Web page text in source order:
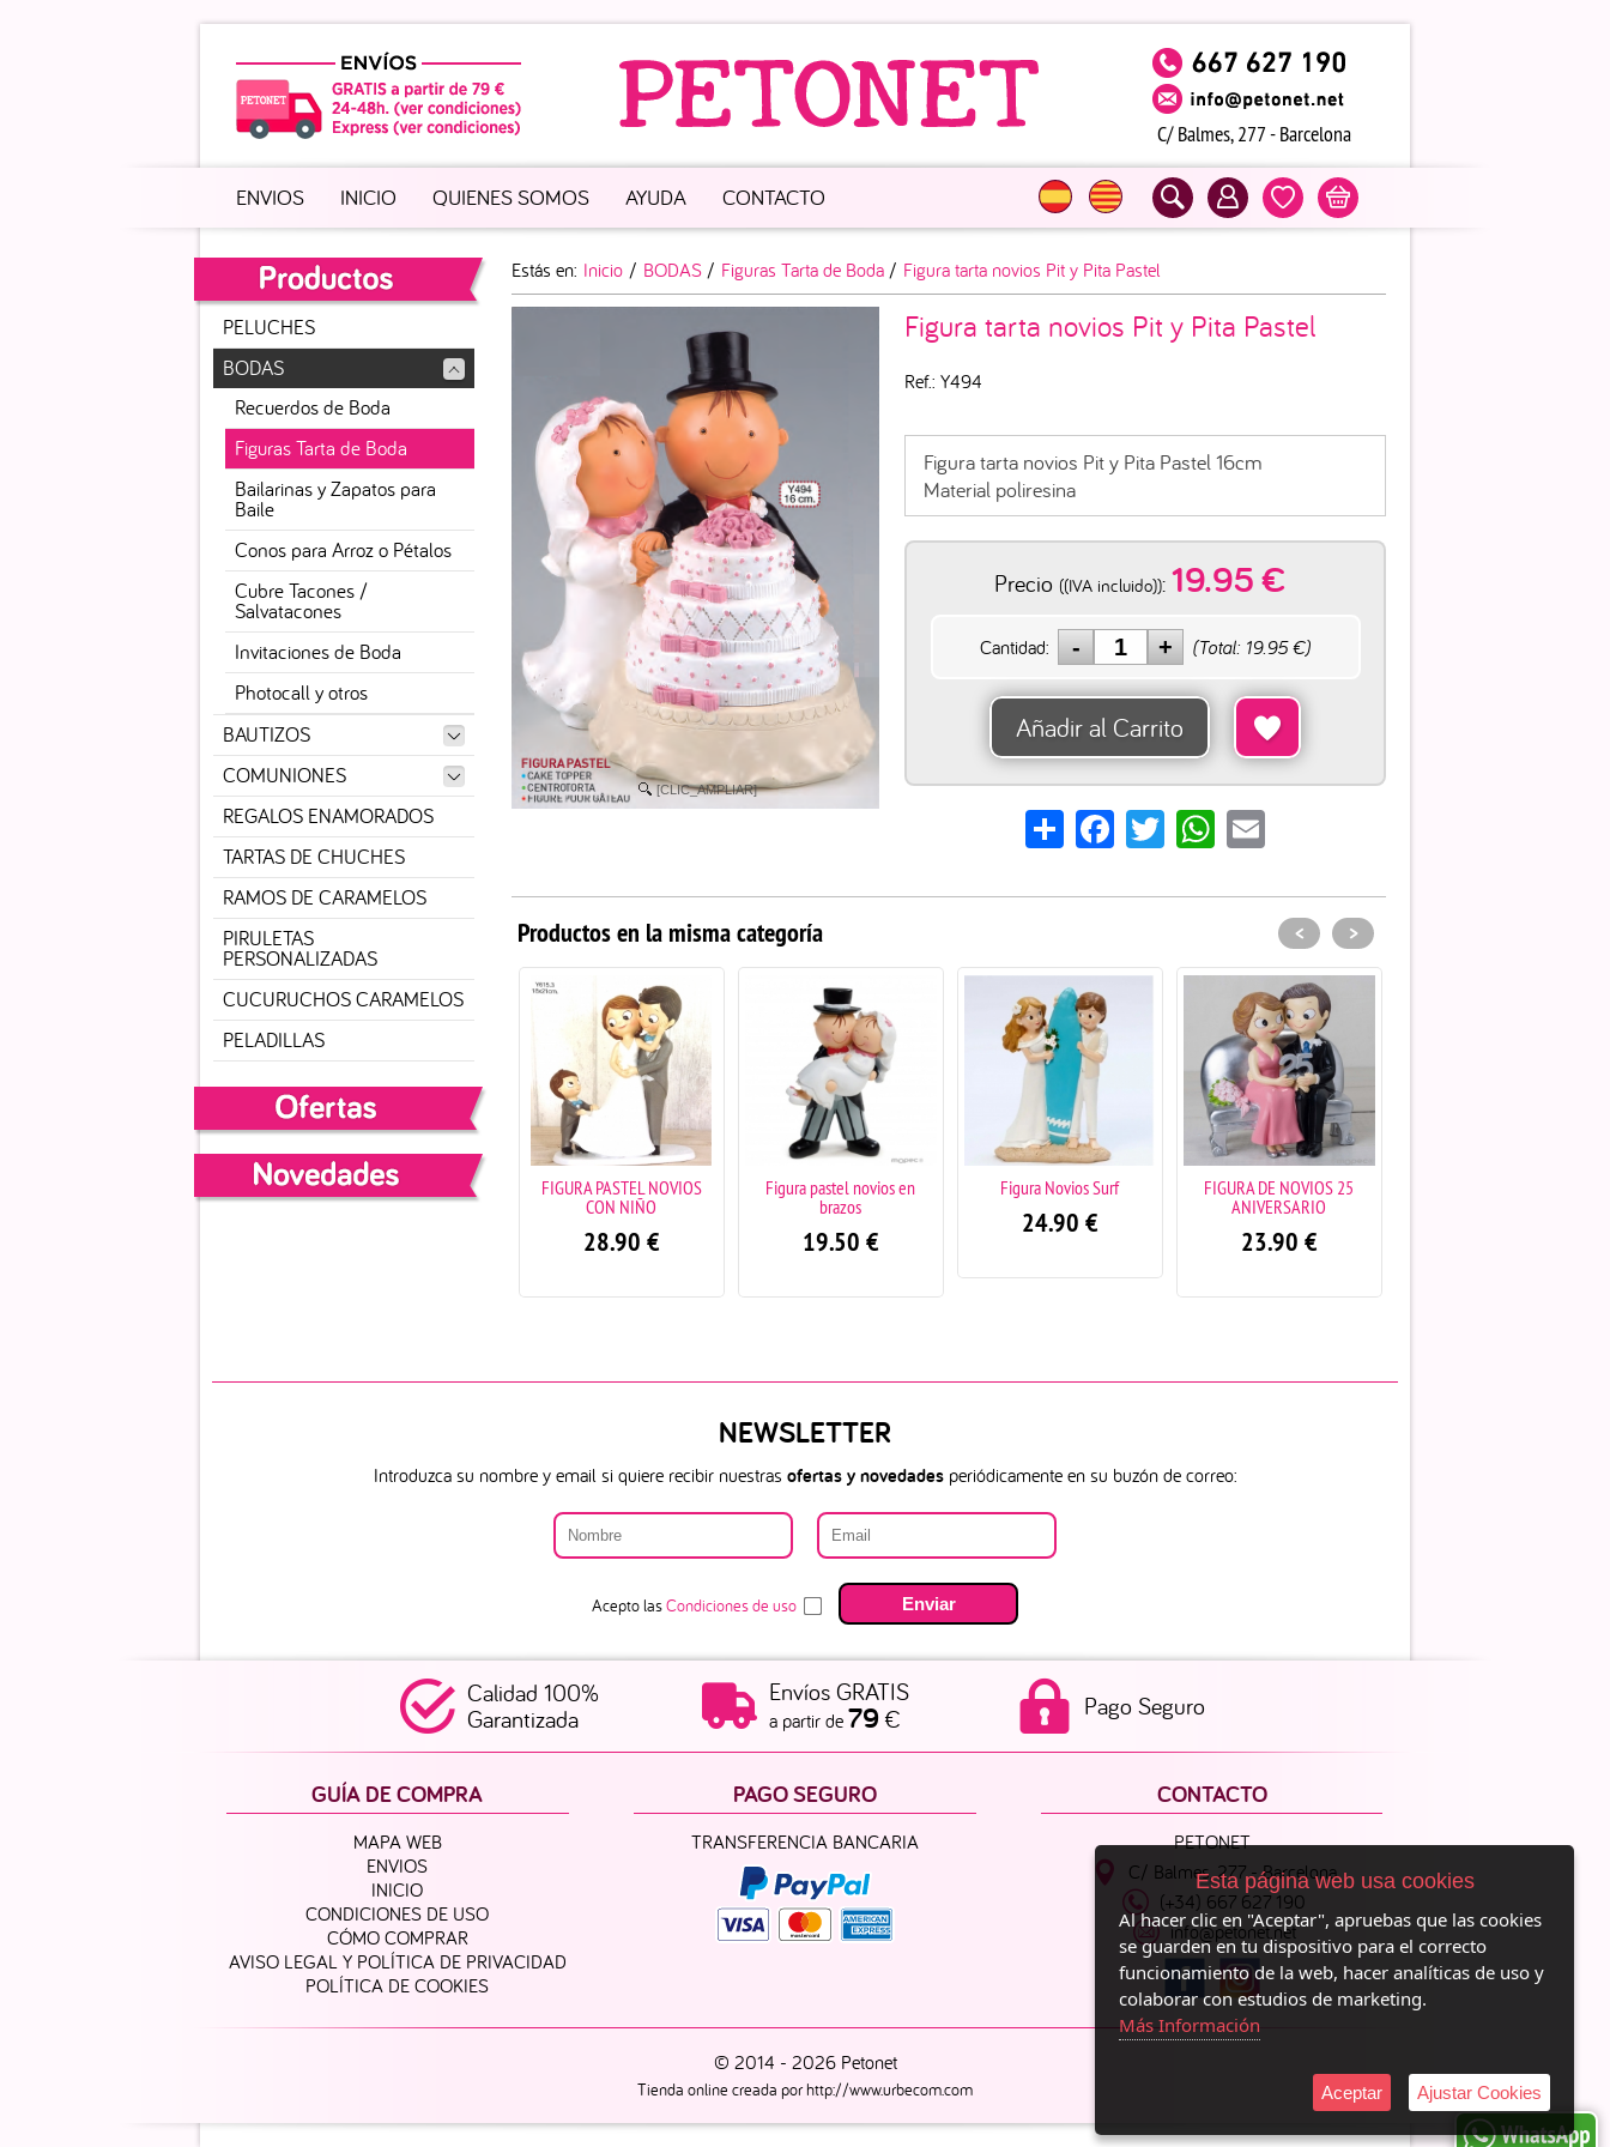
C/ Balmes, 277 - Barcelona
ENVIOS INICIO QUIENES SOMOS AYUDA CONTACTO
PELUCHES
BODAS
Recuerdos de Boda
Figuras Tarta de Boda
Bailarinas y Zapatos para
Baile
Conos para Arroz o Pétalos
Cubre Tacones /
Salvatacones
Invitaciones de Boda
Photocall y otros
BAUTIZOS
COMUNIONES
REGALOS ENAMORADOS
TARTAS DE CHUCHES
RAMOS DE CARAMELOS
PIRULETAS
PERSONALIZADAS
CUCURUCHOS CARAMELOS
PELADILLAS
Estás en: Inicio / BODAS / Figuras Tarta de Boda / Figura tarta novios Pit y Pita Pastel
[CLIC_AMPLIAR]
Figura tarta novios Pit y Pita Pastel
Ref.: Y494
Figura tarta novios Pit y Pita Pastel 16cm
Material poliresina
Precio ((IVA incluido)): 19.95€
Cantidad: (Total: 19.95€)
Añadir al Carrito
Share FacebookTwitter WhatsApp
Productos en la misma categoría
FIGURA PASTEL NOVIOS
CON NIÑO
28.90€
Figura pastel novios en
19.50€
Figura Novios Surf
24.90€
FIGURA DE NOVIOS 25
ANIVERSARIO
23.90€
< >
NEWSLETTER
Introduzca su nombre y email si quiere recibir nuestras ofertas y novedadesperiódicamente en su buzón de correo:
Acepto lasCondiciones de uso
Calidad 100%
Garantizada
Envíos GRATIS
a partir de 79€ Pago Seguro
GUÍA DE COMPRA
MAPA WEB
ENVIOS
INICIO
CONDICIONES DE USO
CÓMO COMPRAR
AVISO LEGAL Y POLÍTICA DE PRIVACIDAD
POLÍTICA DE COOKIES
PAGO SEGURO
TRANSFERENCIA BANCARIA
CONTACTO
PETONET
C/ Balmes, 277 - Barcelona
(+34) 667 627 190
info@petonet.net
© 2014 - 2026 Petonet
Tienda online creada por http://www.urbecom.com
Esta página web usa cookies
Al hacer clic en "Aceptar", apruebas que las cookies
se guarden en tu dispositivo para el correcto
funcionamiento de la web, hacer analíticas de uso y
colaborar con estudios de marketing.
Más Información
Aceptar Ajustar Cookies